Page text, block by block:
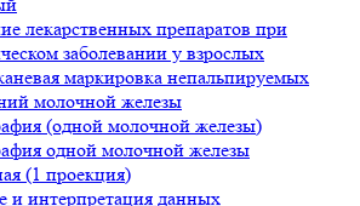
лекарственных препаратов при
заболевании у взрослых
маркировка непальпируемых
молочной железы
(одной молочной железы)
одной молочной железы
(1 проекция)
и интерпретация данных